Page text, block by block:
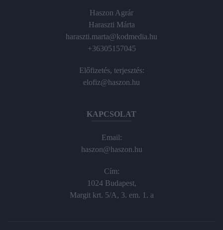
Haszon Agrár
Haraszti Márta
haraszti.marta@kodmedia.hu
+36305157045
Előfizetés, terjesztés:
elofiz@haszon.hu
KAPCSOLAT
Email:
haszon@haszon.hu
Cím:
1024 Budapest,
Margit krt. 5/A, 3. em. 1. a